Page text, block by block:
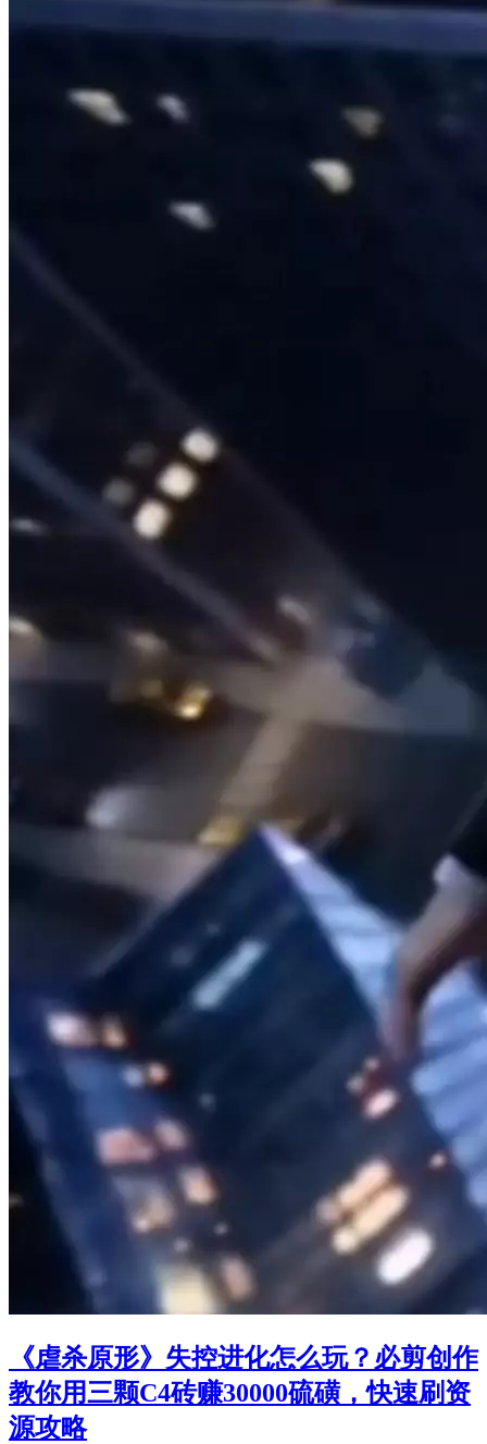
《虐杀原形》失控进化怎么玩？必剪创作
教你用三颗C4砖赚30000硫磺，快速刷资
源攻略